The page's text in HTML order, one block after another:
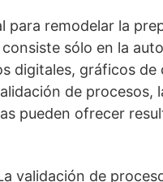
para remodelar la
sólo en la
digitales, gráficos de
de procesos,
pueden ofrecer
validación de